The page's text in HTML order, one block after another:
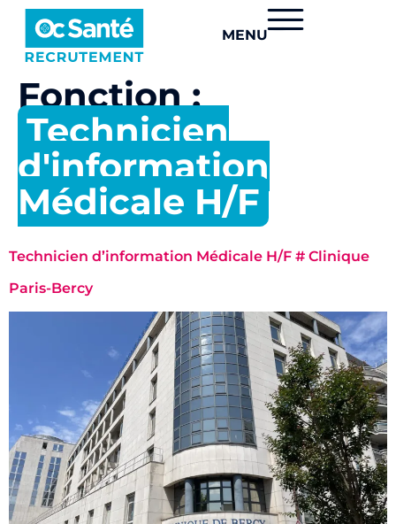
MENU
Fonction :
Technicien
d'information
Médicale H/F
Technicien d’information Médicale H/F # Clinique
Paris-Bercy